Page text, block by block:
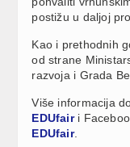
postižu u daljoj
Kao i prethodnih
od strane
razvoja i Grada
Više informacija
EDUfairi
EDUfair.